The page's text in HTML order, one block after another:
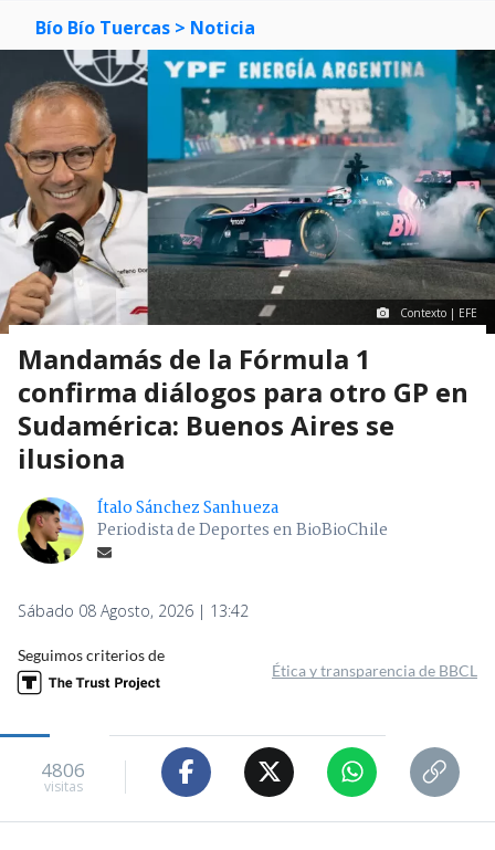
Bío Bío Tuercas > Noticia
Contexto | EFE
Mandamás de la Fórmula 1
confirma diálogos para otro GP en
Sudamérica: Buenos Aires se
ilusiona
Ítalo Sánchez Sanhueza
Periodista de Deportes en BioBioChile
Sábado 08 Agosto, 2026 | 13:42
Seguimos criterios de
Ética y transparencia de BBCL
4806
visitas